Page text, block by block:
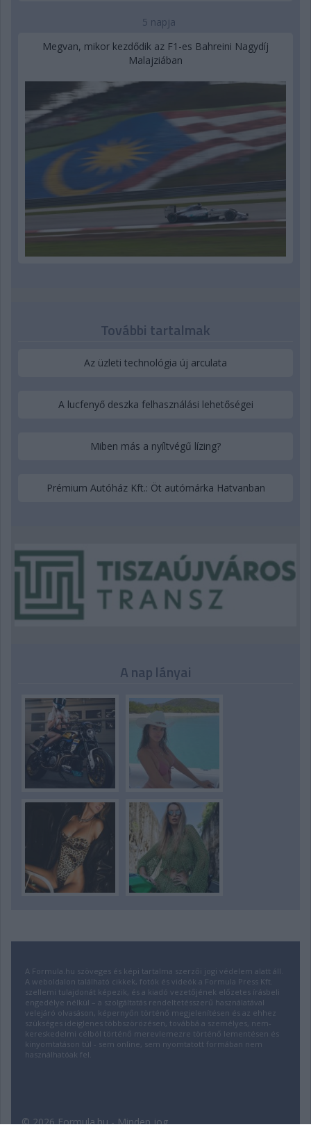
5 napja
Megvan, mikor kezdődik az F1-es Bahreini Nagydíj
Malajziában
További tartalmak
Az üzleti technológia új arculata
A lucfenyő deszka felhasználási lehetőségei
Miben más a nyíltvégű lízing?
Prémium Autóház Kft.: Öt autómárka Hatvanban
A nap lányai
A Formula.hu szöveges és képi tartalma szerzői jogi védelem alatt áll.
A weboldalon található cikkek, fotók és videók a Formula Press Kft.
szellemi tulajdonát képezik, és a kiadó vezetőjének előzetes írásbeli
engedélye nélkül – a szolgáltatás rendeltetésszerű használatával
velejáró olvasáson, képernyőn történő megjelenítésen és az ehhez
szükséges ideiglenes többszörözésen, továbbá a személyes, nem-
kereskedelmi célból történő merevlemezre történő lementésen és
kinyomtatáson túl - sem online, sem nyomtatott formában nem
használhatóak fel.
© 2026 Formula.hu - Minden jog